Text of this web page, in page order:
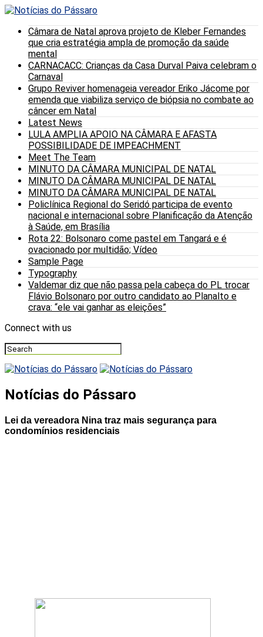
Câmara de Natal aprova projeto de Kleber Fernandes
que cria estratégia ampla de promoção da saúde
mental
CARNACACC: Crianças da Casa Durval Paiva celebram o
Carnaval
Grupo Reviver homenageia vereador Eriko Jácome por
emenda que viabiliza serviço de biópsia no combate ao
câncer em Natal
Latest News
LULA AMPLIA APOIO NA CÂMARA E AFASTA
POSSIBILIDADE DE IMPEACHMENT
Meet The Team
MINUTO DA CÂMARA MUNICIPAL DE NATAL
MINUTO DA CÂMARA MUNICIPAL DE NATAL
MINUTO DA CÂMARA MUNICIPAL DE NATAL
Policlínica Regional do Seridó participa de evento
nacional e internacional sobre Planificação da Atenção
à Saúde, em Brasília
Rota 22: Bolsonaro come pastel em Tangará e é
ovacionado por multidão; Vídeo
Sample Page
Typography
Valdemar diz que não passa pela cabeça do PL trocar
Flávio Bolsonaro por outro candidato ao Planalto e
crava: “ele vai ganhar as eleições”
Connect with us
Notícias do Pássaro
Lei da vereadora Nina traz mais segurança para
condomínios residenciais